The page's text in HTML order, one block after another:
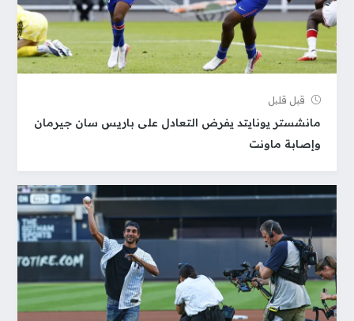
قبل قلیل
مانشستر يونايتد يفرض التعادل على باريس سان جيرمان
وإصابة ماونت